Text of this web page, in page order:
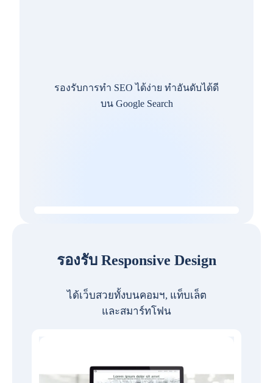
รองรับการทำ SEO ได้ง่าย ทำอันดับได้ดี
บน Google Search
รองรับ Responsive Design
ได้เว็บสวยทั้งบนคอมฯ, แท็บเล็ต
และสมาร์ทโฟน